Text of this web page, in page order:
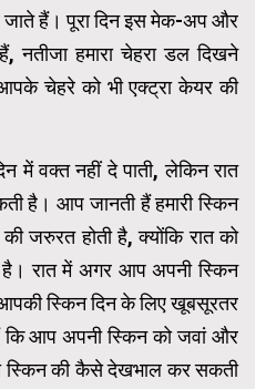
हैं। पूरा दिन इस मेक-अप और
नतीजा हमारा चेहरा डल दिखने
चेहरे को भी एक्ट्रा केयर की
में वक्त नहीं दे पाती, लेकिन रात
है। आप जानती हैं हमारी स्किन
जरुरत होती है, क्योंकि रात को
रात में अगर आप अपनी स्किन
स्किन दिन के लिए खूबसूरतर
कि आप अपनी स्किन को जवां और
स्किन की कैसे देखभाल कर सकती